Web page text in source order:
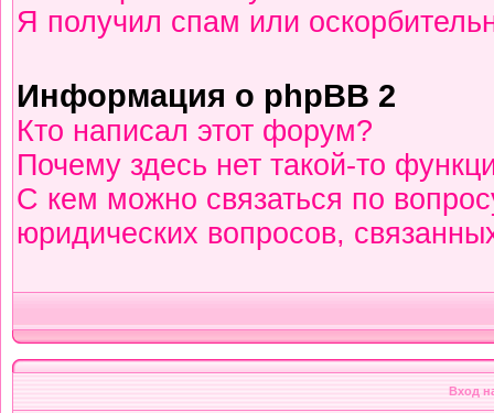
Я получил спам или
Информация о phpBB 2
Кто написал этот форум?
Почему здесь нет такой-то
С кем можно связаться по
юридических вопросов,
Вход